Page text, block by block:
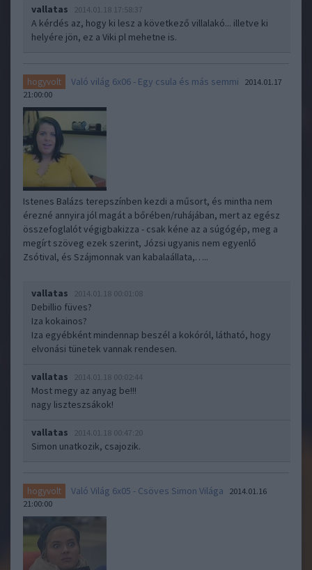
vallatas 2014.01.18 17:58:37
A kérdés az, hogy ki lesz a következő villalakó... illetve ki
helyére jön, ez a Viki pl mehetne is.
hogyvolt Való világ 6x06 - Egy csula és más semmi
2014.01.17
21:00:00
Istenes Balázs terepszínben kezdi a műsort, és mintha nem
érezné annyira jól magát a bőrében/ruhájában, mert az egész
összefoglalót végigbakizza - csak kéne az a súgógép, meg a
megírt szöveg ezek szerint, Józsi ugyanis nem egyenlő
Zsótival, és Szájmonnak van kabalaállata,…..
vallatas 2014.01.18 00:01:08
Debillio füves?
Iza kokainos?
Iza egyébként mindennap beszél a kokóról, látható, hogy
elvonási tünetek vannak rendesen.
vallatas 2014.01.18 00:02:44
Most megy az anyag be!!!
nagy liszteszsákok!
vallatas 2014.01.18 00:47:20
Simon unatkozik, csajozik.
hogyvolt Való Világ 6x05 - Csöves Simon Világa
2014.01.16
21:00:00